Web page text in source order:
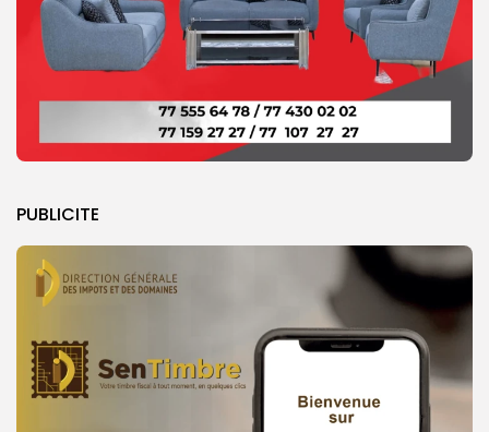
PUBLICITE